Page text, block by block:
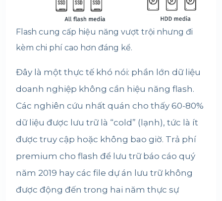
Flash cung cấp hiệu năng vượt trội nhưng đi
kèm chi phí cao hơn đáng kể.
Đây là một thực tế khó nói: phần lớn dữ liệu
doanh nghiệp không cần hiệu năng flash.
Các nghiên cứu nhất quán cho thấy 60-80%
dữ liệu được lưu trữ là “cold” (lạnh), tức là ít
được truy cập hoặc không bao giờ. Trả phí
premium cho flash để lưu trữ báo cáo quý
năm 2019 hay các file dự án lưu trữ không
được động đến trong hai năm thực sự